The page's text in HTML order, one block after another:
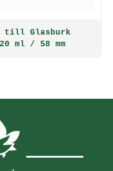
till Glasburk
ml / 58 mm